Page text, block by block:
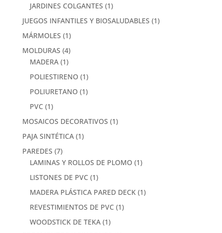
JARDINES COLGANTES (1)
JUEGOS INFANTILES Y BIOSALUDABLES (1)
MÁRMOLES (1)
MOLDURAS (4)
MADERA (1)
POLIESTIRENO (1)
POLIURETANO (1)
PVC (1)
MOSAICOS DECORATIVOS (1)
PAJA SINTÉTICA (1)
PAREDES (7)
LAMINAS Y ROLLOS DE PLOMO (1)
LISTONES DE PVC (1)
MADERA PLÁSTICA PARED DECK (1)
REVESTIMIENTOS DE PVC (1)
WOODSTICK DE TEKA (1)